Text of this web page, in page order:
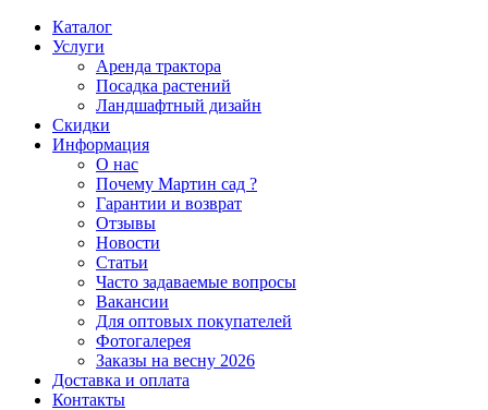
Каталог
Услуги
Аренда трактора
Посадка растений
Ландшафтный дизайн
Скидки
Информация
О нас
Почему Мартин сад ?
Гарантии и возврат
Отзывы
Новости
Статьи
Часто задаваемые вопросы
Вакансии
Для оптовых покупателей
Фотогалерея
Заказы на весну 2026
Доставка и оплата
Контакты